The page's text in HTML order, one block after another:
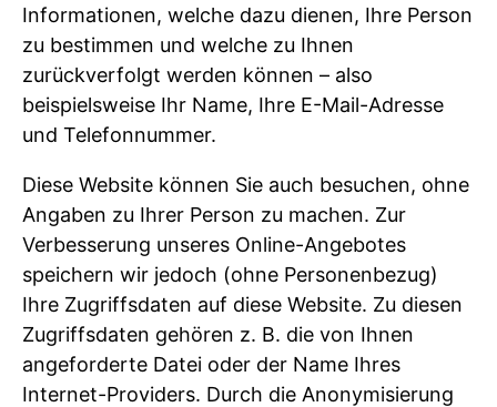
Informationen, welche dazu dienen, Ihre Person
zu bestimmen und welche zu Ihnen
zurückverfolgt werden können – also
beispielsweise Ihr Name, Ihre E-Mail-Adresse
und Telefonnummer.
Diese Website können Sie auch besuchen, ohne
Angaben zu Ihrer Person zu machen. Zur
Verbesserung unseres Online-Angebotes
speichern wir jedoch (ohne Personenbezug)
Ihre Zugriffsdaten auf diese Website. Zu diesen
Zugriffsdaten gehören z. B. die von Ihnen
angeforderte Datei oder der Name Ihres
Internet-Providers. Durch die Anonymisierung